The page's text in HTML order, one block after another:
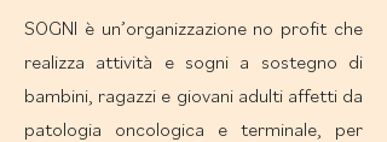
SOGNI è un’organizzazione no profit che
realizza attività e sogni a sostegno di
bambini, ragazzi e giovani adulti affetti da
patologia oncologica e terminale, per